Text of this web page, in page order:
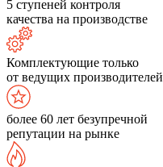
5 ступеней контроля
качества на производстве
Комплектующие только
от ведущих производителей
более 60 лет безупречной
репутации на рынке